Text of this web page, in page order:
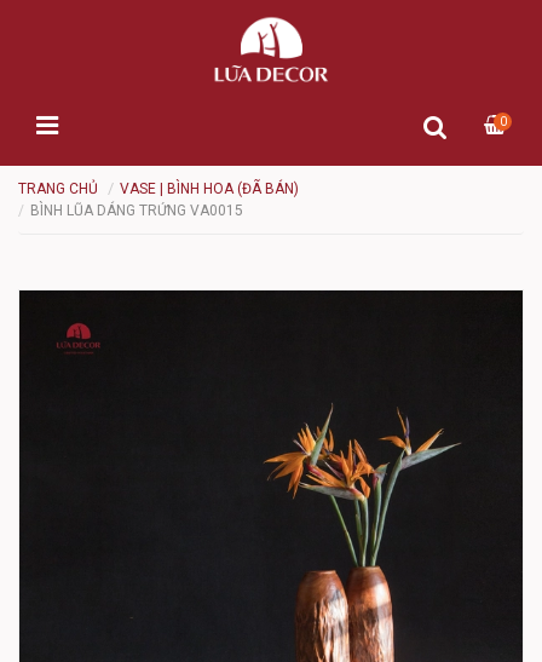
0
TRANG CHỦ
VASE | BÌNH HOA (ĐÃ BÁN)
BÌNH LŨA DÁNG TRỨNG VA0015